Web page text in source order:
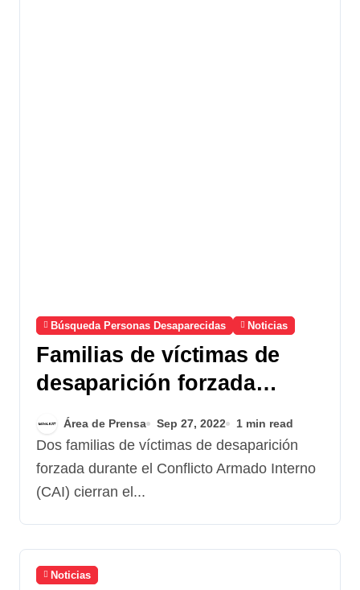
Búsqueda Personas Desaparecidas Noticias
Familias de víctimas de
desaparición forzada
cierran el duelo
Área de Prensa Sep 27, 2022 1 min read
Dos familias de víctimas de desaparición
forzada durante el Conflicto Armado Interno
(CAI) cierran el...
Noticias